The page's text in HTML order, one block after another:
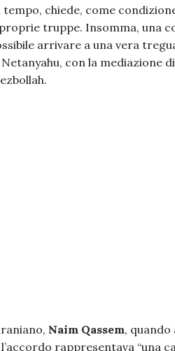
chiede, come
truppe. Insomma, una
arrivare a una vera
con la mediazione di
Naim Qassem, quando
rappresentava “una